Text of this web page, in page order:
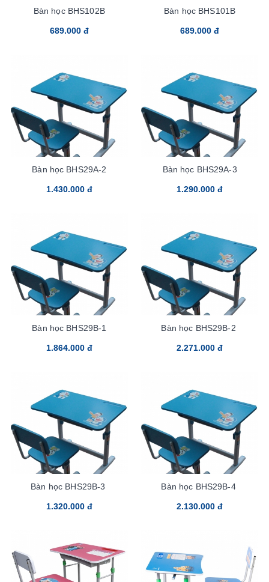
Bàn học BHS102B
689.000 đ
Bàn học BHS101B
689.000 đ
Bàn học BHS29A-2
1.430.000 đ
Bàn học BHS29A-3
1.290.000 đ
Bàn học BHS29B-1
1.864.000 đ
Bàn học BHS29B-2
2.271.000 đ
Bàn học BHS29B-3
1.320.000 đ
Bàn học BHS29B-4
2.130.000 đ